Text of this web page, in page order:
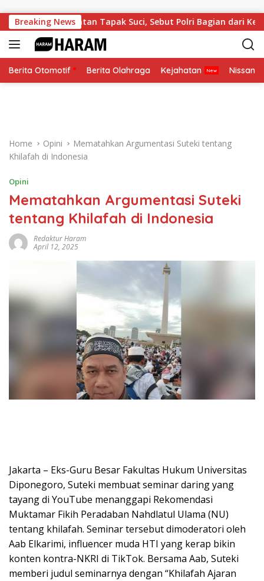
Breaking NewsTapak Suci, Sebut Polri Bagian dari Keluarga
Berita Otomotif Berita Olahraga Kejahatan Nissan
Home Opini
Mematahkan Argumentasi Suteki tentang
Khilafah di Indonesia
Opini
Mematahkan Argumentasi Suteki
tentang Khilafah di Indonesia
Redaktur Haram
April 12, 2025
Jakarta – Eks-Guru Besar Fakultas Hukum Universitas
Diponegoro, Suteki membuat seminar daring yang
tayang di YouTube menanggapi Rekomendasi
Muktamar Fikih Peradaban Nahdlatul Ulama (NU)
tentang khilafah. Seminar tersebut dimoderatori oleh
Aab Elkarimi, influencer muda HTI yang kerap bikin
konten kontra-NKRI di TikTok. Bersama Aab, Suteki
memberi judul seminarnya dengan “Khilafah Ajaran